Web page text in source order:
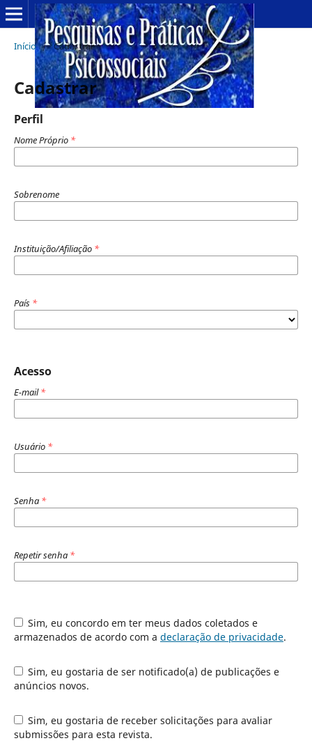
Início / Cadastrar
Cadastrar
Perfil
Nome Próprio *
Sobrenome
Instituição/Afiliação *
País *
Acesso
E-mail*
Usuário *
Senha *
Repetir senha *
Sim, eu concordo em ter meus dados coletados e
armazenados de acordo com a declaração de privacidade.
Sim, eu gostaria de ser notificado(a) de publicações e
anúncios novos.
Sim, eu gostaria de receber solicitações para avaliar
submissões para esta revista.